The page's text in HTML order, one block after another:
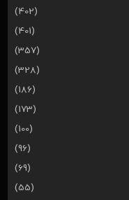
(402)
(401)
(357)
(328)
(186)
(173)
(100)
(96)
(69)
(55)